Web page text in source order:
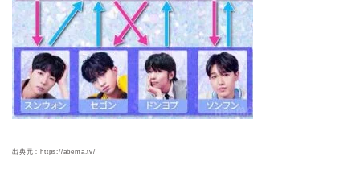
出典元：https://abema.tv/